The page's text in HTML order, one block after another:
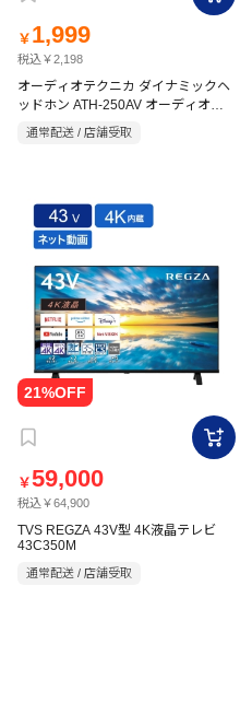
￥ 1,999
税込￥2,198
オーディオテクニカ ダイナミックヘ
ッドホン ATH-250AV オーディオテ
クニカ
通常配送 / 店舗受取
￥59,000
税込￥64,900
TVS REGZA 43V型 4K液晶テレビ
43C350M
通常配送 / 店舗受取